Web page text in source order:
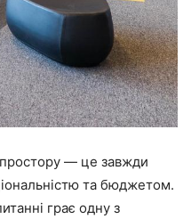
— це завжди
та бюджетом.
грає одну з